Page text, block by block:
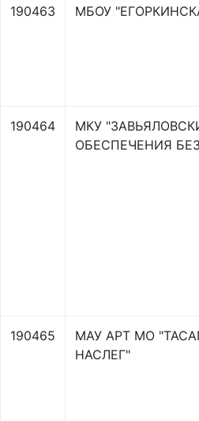
190463 МБОУ
190464
МКУ
ОБЕСПЕЧЕНИЯ
190465
МАУ АРТ МО
НАСЛЕГ"